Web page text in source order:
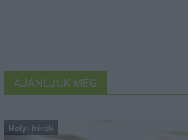
AJÁNLJUK MÉG
Helyi hírek